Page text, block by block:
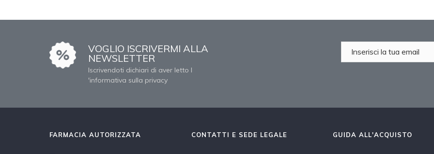
VOGLIO ISCRIVERMI ALLA
NEWSLETTER
Iscrivendoti dichiari di aver letto l
'informativa sulla privacy
FARMACIA AUTORIZZATA CONTATTI E SEDE LEGALE GUIDA ALL'ACQUISTO